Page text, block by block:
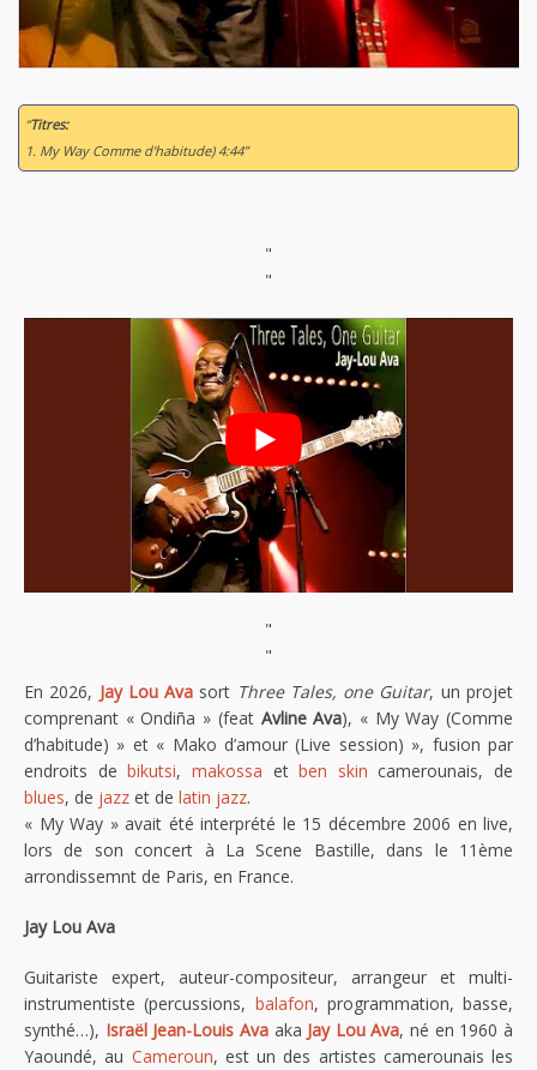
“Titres:
1. My Way Comme d'habitude) 4:44”
"
"
"
"
En 2026, Jay Lou Ava sort Three Tales, one Guitar, un projet
comprenant « Ondiña » (feat Avline Ava), « My Way (Comme
d’habitude) » et « Mako d’amour (Live session) », fusion par
endroits debikutsi, makossa etben skin camerounais, de
blues, de jazz et de latin jazz.
« My Way » avait été interprété le 15 décembre 2006 en live,
lors de son concert à La Scene Bastille, dans le 11ème
arrondissemnt de Paris, en France.
Jay Lou Ava
Guitariste expert, auteur-compositeur, arrangeur et multi-
instrumentiste (percussions, balafon, programmation, basse,
synthé…), Israël Jean-Louis Avaaka Jay Lou Ava, né en 1960 à
Yaoundé, au Cameroun, est un des artistes camerounais les